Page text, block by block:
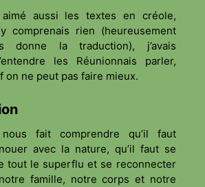
aimé aussi les textes en créole,
comprenais rien (heureusement
donne la traduction), j’avais
les Réunionnais parler,
on ne peut pas faire mieux.
fait comprendre qu’il faut
avec la nature, qu’il faut se
tout le superflu et se reconnecter
famille, notre corps et notre